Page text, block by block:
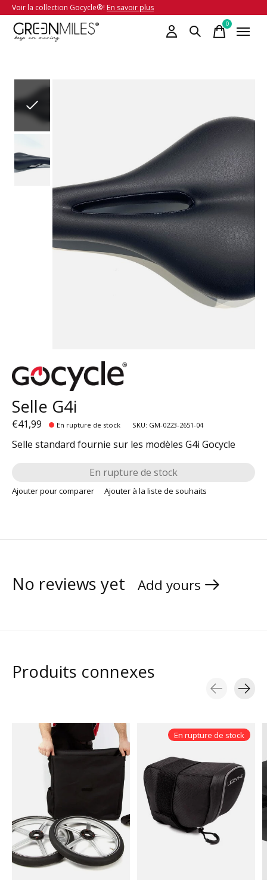
Voir la collection Gocycle®! En savoir plus
0items
Selle G4i
€41,99 En rupture de stock SKU: GM-0223-2651-04
Selle standard fournie sur les modèles G4i Gocycle
En rupture de stock
Ajouter pour comparer Ajouter à la liste de souhaits
No reviews yet Add yours
Produits connexes
En rupture de stock